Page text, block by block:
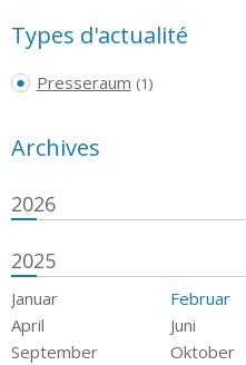
Types d'actualité
Presseraum (1)
Archives
2026
2025
Januar Februar
April
Juni
September
Oktober